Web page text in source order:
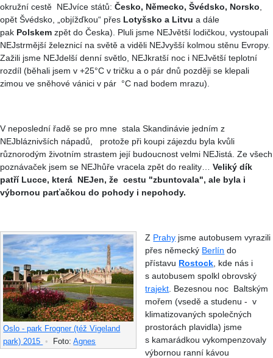
okružní cestě NEJvíce států: Česko, Německo, Švédsko, Norsko
opět Švédsko, „objížďkou“ přes Lotyšsko a Litvu a dále
pak Polskem zpět do Česka). Pluli jsme NEJvětší lodičkou, vystoupali
NEJstrmější železnicí na světě a viděli NEJvyšší kolmou stěnu Evropy.
Zažili jsme NEJdelší denní světlo, NEJkratší noc i NEJvětší teplotní
rozdíl (běhali jsem v +25°C v tričku a o pár dnů později se klepali
zimou ve sněhové vánici v pár °C nad bodem mrazu).
V neposlední řadě se pro mne stala Skandinávie jedním z
NEJbláznivších nápadů, protože při koupi zájezdu byla kvůli
různorodým životním strastem její budoucnost velmi NEJistá. Ze všech
poznávaček jsem se NEJhůře vracela zpět do reality… Veliký dík
patří Lucce, která NEJen, že cestu "zbuntovala", ale byla i
výbornou parťačkou do pohody i nepohody.
Oslo - park Frogner (též Vigeland
park) 2015 • Foto:Agnes
Z Prahy jsme autobusem vyrazili
přes německý Berlín do
přístavu Rostock , kde nás i
s autobusem spolkl obrovský
trajekt . Bezesnou noc Baltským
mořem (vsedě a studenu - v
klimatizovaných společných
prostorách plavidla) jsme
s kamarádkou vykompenzovaly
výbornou ranní kávou